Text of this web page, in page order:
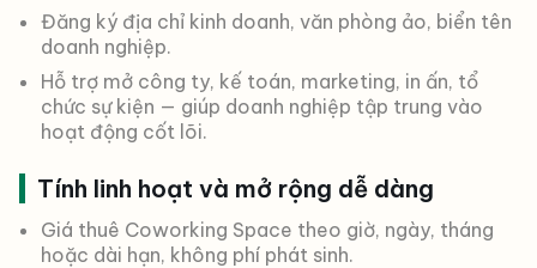
Đăng ký địa chỉ kinh doanh, văn phòng ảo, biển tên
doanh nghiệp.
Hỗ trợ mở công ty, kế toán, marketing, in ấn, tổ
chức sự kiện — giúp doanh nghiệp tập trung vào
hoạt động cốt lõi.
Tính linh hoạt và mở rộng dễ dàng
Giá thuê Coworking Space theo giờ, ngày, tháng
hoặc dài hạn, không phí phát sinh.